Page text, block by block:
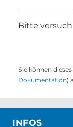
Bitte
Sie können
Dokumentation)
INFOS